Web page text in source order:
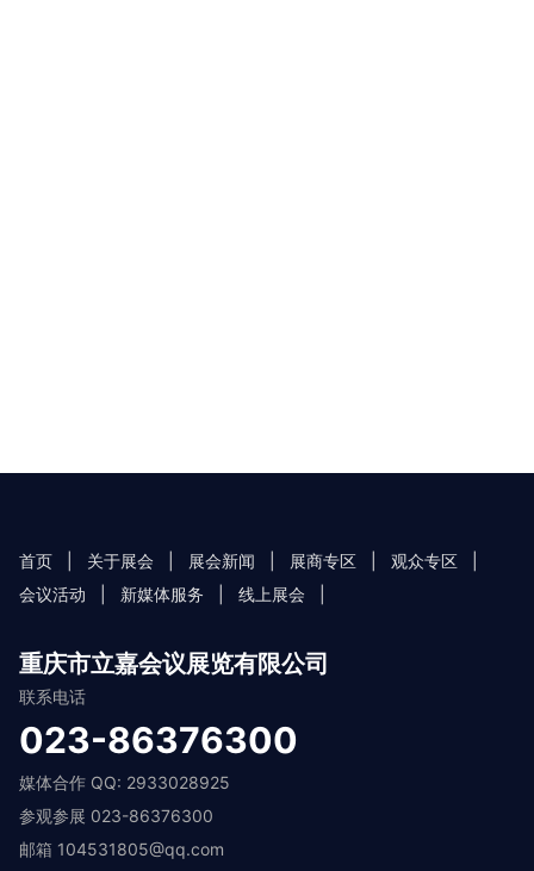
首页 关于展会 展会新闻 展商专区 观众专区
会议活动
新媒体服务 线上展会
重庆市立嘉会议展览有限公司
联系电话
023-86376300
媒体合作 QQ: 2933028925
参观参展 023-86376300
邮箱 104531805@qq.com